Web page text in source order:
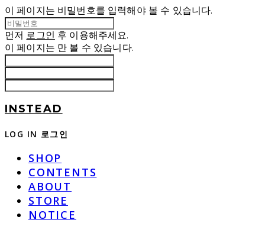
이 페이지는 비밀번호를 입력해야 볼 수 있습니다.
먼저 로그인 후 이용해주세요.
이 페이지는 만 볼 수 있습니다.
INSTEAD
LOG IN 로그인
SHOP
CONTENTS
ABOUT
STORE
NOTICE